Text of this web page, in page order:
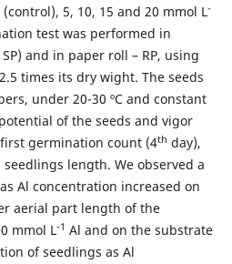
(control), 5, 10, 15 and 20 mmol L-
test was performed in
and in paper roll – RP, using
times its dry wight. The seeds
under 20-30 ºC and constant
of the seeds and vigor
germination count (4th day),
seedlings length. We observed a
Al concentration increased on
aerial part length of the
mmol L-1 Al and on the substrate
of seedlings as Al